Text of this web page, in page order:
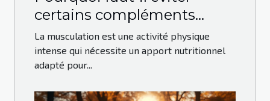
certains compléments
alimentaires dans la
musculation ?
La musculation est une activité physique
intense qui nécessite un apport nutritionnel
adapté pour...